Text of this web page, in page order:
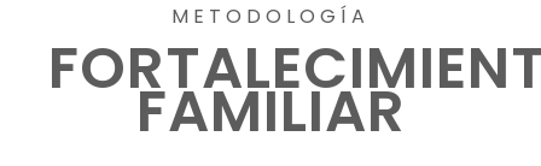
METODOLOGÍA
FAMILIAR